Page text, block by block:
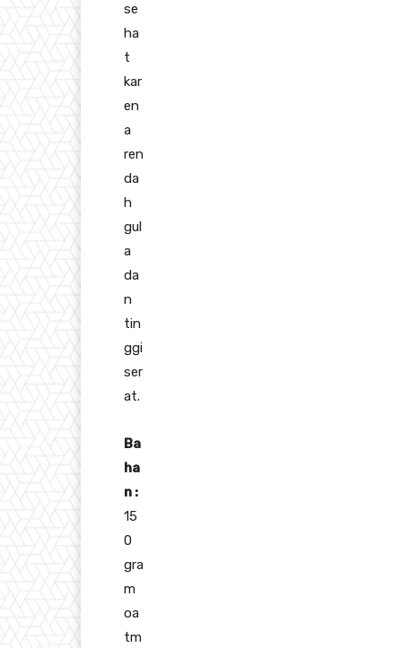
se
ha
t
kar
en
a
ren
da
h
gul
a
da
n
tin
ggi
ser
at.
Ba
ha
n :
15
0
gra
m
oa
tm